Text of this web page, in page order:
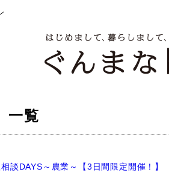
一覧
談DAYS～農業～【3日間限定開催！】